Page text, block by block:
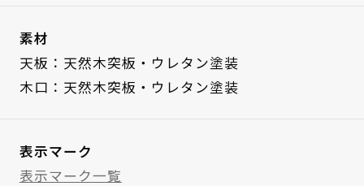
素材
天板：天然木突板・ウレタン塗装
木口：天然木突板・ウレタン塗装
表示マーク
表示マーク一覧